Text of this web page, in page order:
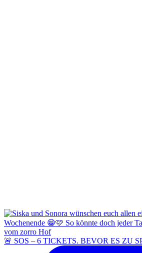
🚨 SOS – 6 TICKETS. BEVOR ES ZU